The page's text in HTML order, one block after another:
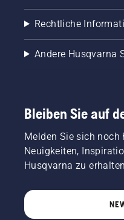
Rechtliche
Andere Husqvarna
Bleiben Sie auf
Melden Sie sich noch
Neuigkeiten,
Husqvarna zu